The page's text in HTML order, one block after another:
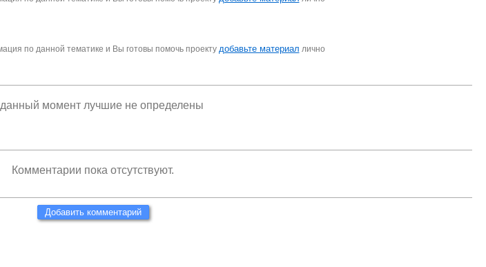
по данной тематике и Вы готовы помочь проекту добавьте материал лично
момент лучшие не определены
Комментарии пока отсутствуют.
Добавить комментарий